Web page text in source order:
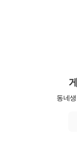
동네